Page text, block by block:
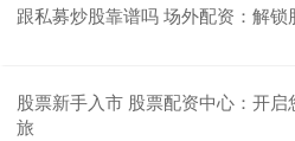
跟私募炒股靠谱吗 场外配资：解
股票新手入市 股票配资中心：开启
旅